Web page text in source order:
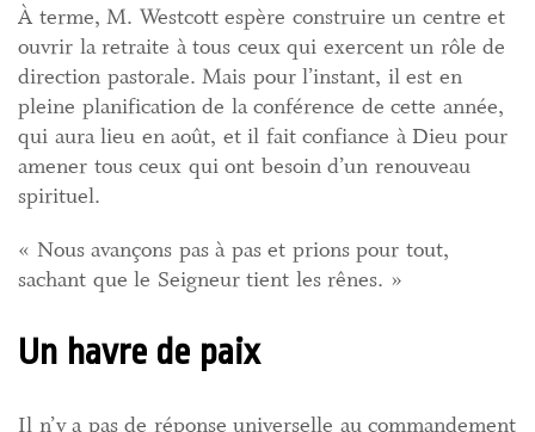
À terme, M. Westcott espère construire un centre et
ouvrir la retraite à tous ceux qui exercent un rôle de
direction pastorale. Mais pour l’instant, il est en
pleine planification de la conférence de cette année,
qui aura lieu en août, et il fait confiance à Dieu pour
amener tous ceux qui ont besoin d’un renouveau
spirituel.
« Nous avançons pas à pas et prions pour tout,
sachant que le Seigneur tient les rênes. »
Un havre de paix
Il n’y a pas de réponse universelle au commandement